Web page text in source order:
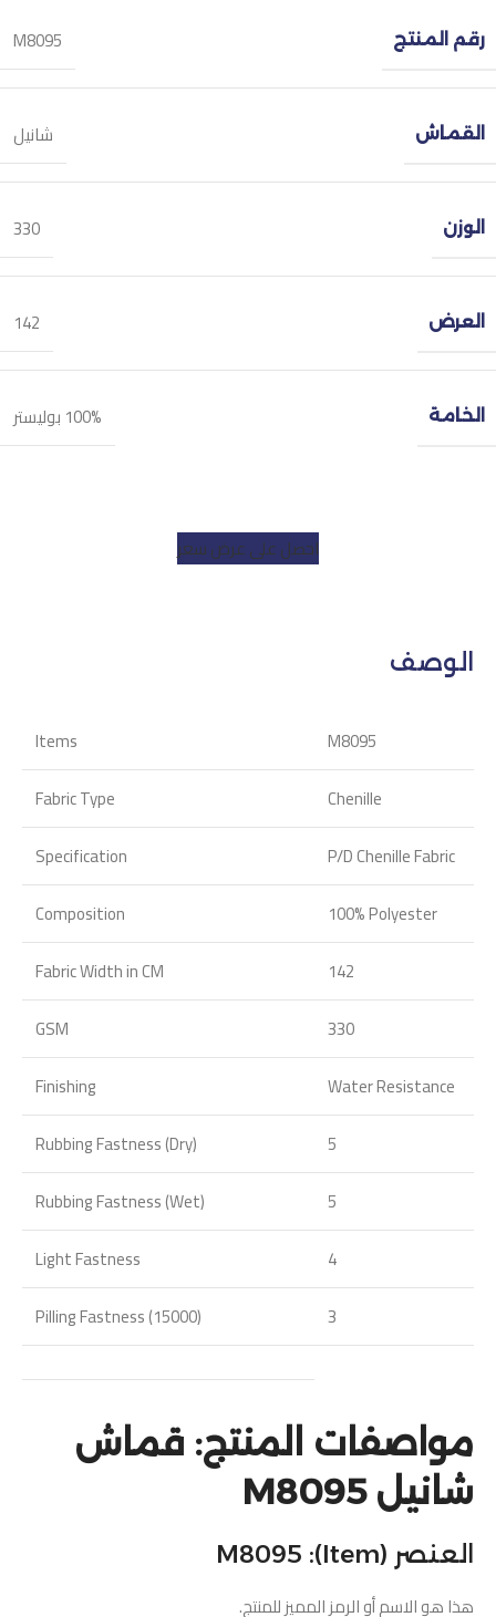
رقم المنتج M8095
القماش شانيل
الوزن 330
العرض 142
الخامة 100% بوليستر
احصل على عرض سعر
الوصف
Items
M8095
Fabric Type
Chenille
Specification
P/D Chenille Fabric
Composition
100% Polyester
Fabric Width in CM
142
GSM
330
Finishing
Water Resistance
Rubbing Fastness (Dry)
5
Rubbing Fastness (Wet)
5
Light Fastness
4
Pilling Fastness (15000)
3
مواصفات المنتج: قماش
شانيل M8095
العنصر (Item): M8095
هذا هو الاسم أو الرمز المميز للمنتج.